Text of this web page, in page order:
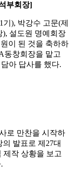
부회장]
), 박강수 고문(제
), 설도원 명예회장
이 된 것을 축하하
동창회장을 맡고
아 답사를 했다.
로 만찬을 시작하
발표로 제27대
제작 상황을 보고